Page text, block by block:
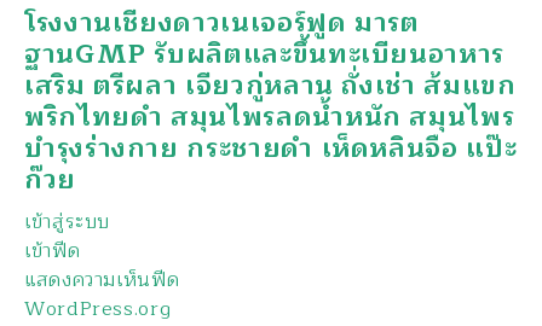
โรงงานเชียงดาวเนเจอร์ฟูด มารต
ฐานGMP รับผลิตและขึ้นทะเบียนอาหาร
เสริม ตรีผลา เจียวกู่หลาน ถั่งเช่า ส้มแขก
พริกไทยดำ สมุนไพรลดน้ำหนัก สมุนไพร
บำรุงร่างกาย กระชายดำ เห็ดหลินจือ แป๊ะ
ก๊วย
เข้าสู่ระบบ
เข้าฟีด
แสดงความเห็นฟีด
WordPress.org